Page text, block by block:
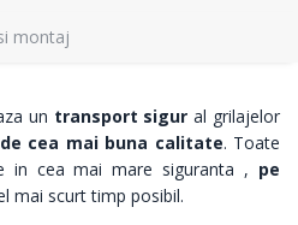
montaj
un transport sigur al grilajelor
cea mai buna calitate. Toate
in cea mai mare siguranta , pe
mai scurt timp posibil.